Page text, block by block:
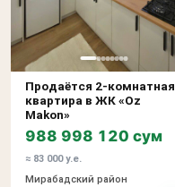
Продаётся 2-комнатная
квартира в ЖК «Oz
Makon»
988 998 120 сум
≈ 83 000 у.е.
Мирабадский район